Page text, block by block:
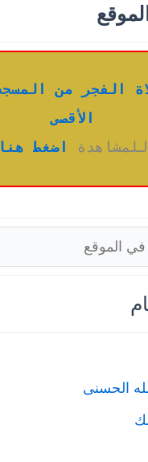
الأقصى
للمشاهدة
اضغط هنا
الحسنى